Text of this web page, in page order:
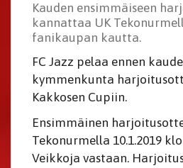
Kauden ensimmäiseen
kannattaa UK
fanikaupan kautta.
FC Jazz pelaa ennen
kymmenkunta
Kakkosen Cupiin.
Ensimmäinen
Tekonurmella 10.1.2019
Veikkoja vastaan.